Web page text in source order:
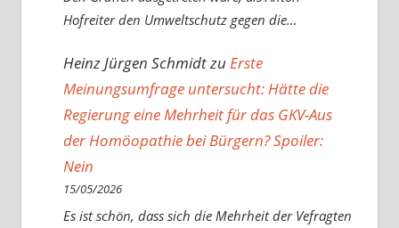
Hofreiter den Umweltschutz gegen die…
Heinz Jürgen SchmidtzuErste
Meinungsumfrage untersucht: Hätte die
Regierung eine Mehrheit für das GKV-Aus
der Homöopathie bei Bürgern? Spoiler:
Nein
15/05/2026
Es ist schön, dass sich die Mehrheit der Vefragten